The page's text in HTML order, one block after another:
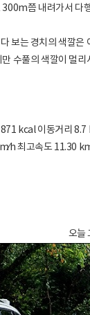
300m쯤 내려가서 다
보는 경치의 색깔은
수풀의 색깔이 멀
kcal 이동거리
최고속도 11.30
오늘